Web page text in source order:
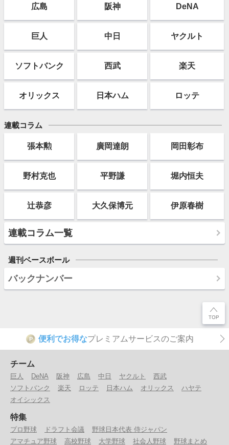
広島 阪神 DeNA
巨人 中日 ヤクルト
ソフトバンク 西武 楽天
オリックス 日本ハム ロッテ
連載コラム
張本勲 廣岡達朗 岡田彰布
野村克也 平野謙 堀内恒夫
辻恭彦 大久保博元 伊原春樹
連載コラム一覧
週刊ベースボール
バックナンバー
P 便利でお得なプレミアムサービスのご案内
チーム
巨人 DeNA 阪神 広島 中日 ヤクルト
西武
ソフトバンク
楽天 ロッテ 日本ハム オリックス
ハヤテ
オイシックス
特集
プロ野球 ドラフト会議
野球日本代表 侍ジャパン
アマチュア野球
高校野球 大学野球 社会人野球 野球まとめ